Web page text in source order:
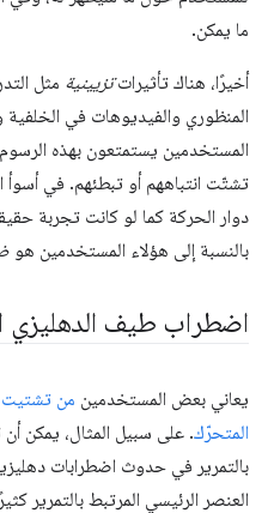
ما يمكن.
أخيرًا، هناك تأثيراتتزيينية مثل
المنظوري والفيديوهات في
المستخدمين يستمتعون بهذه الرسوم
تشتّت انتباههم أو تبطئهم. في أسوأ
دوار الحركة كما لو كانت تجربة
بالنسبة إلى هؤلاء المستخدمين هو
اضطراب طيف الدهليزي
يعاني بعض المستخدمين من تشتيت
المتحرّك. على سبيل المثال، يمكن
بالتمرير في حدوث اضطرابات
العنصر الرئيسي المرتبط بالتمرير